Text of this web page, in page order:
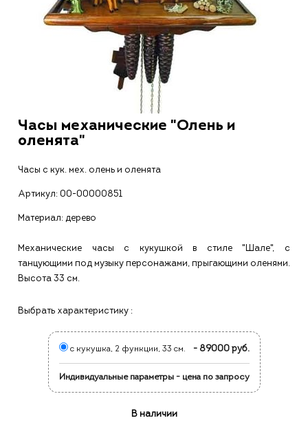
Часы механические "Олень и
оленята"
Часы с кук. мех. олень и оленята
Артикул: 00-00000851
Материал: дерево
Механические часы с кукушкой в стиле "Шале", с
танцующими под музыку персонажами, прыгающими оленями.
Высота 33 см.
Выбрать характеристику :
с кукушка, 2 функции, 33 см. - 89000 руб.
Индивидуальные параметры - цена по запросу
В наличии